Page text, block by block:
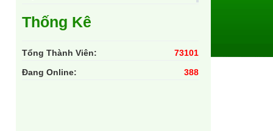
Thống Kê
Tổng Thành Viên:
73101
Đang Online:
388